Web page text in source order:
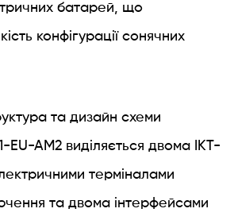
батарей, що
конфігурації сонячних
та дизайн схеми
EU-AM2 виділяється двома ІКТ-
терміналами
та двома інтерфейсами